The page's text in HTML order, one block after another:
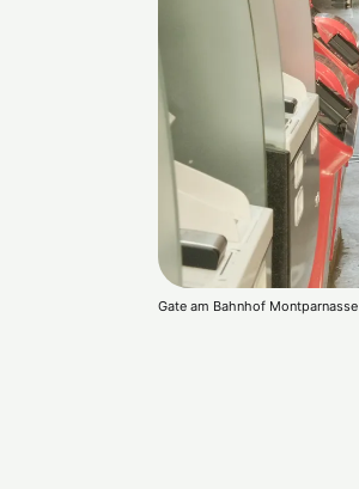
Gate am Bahnhof Montparnasse